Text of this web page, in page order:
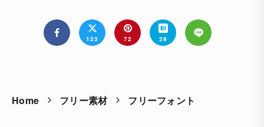
123 72 29
Home フリー素材 フリーフォント